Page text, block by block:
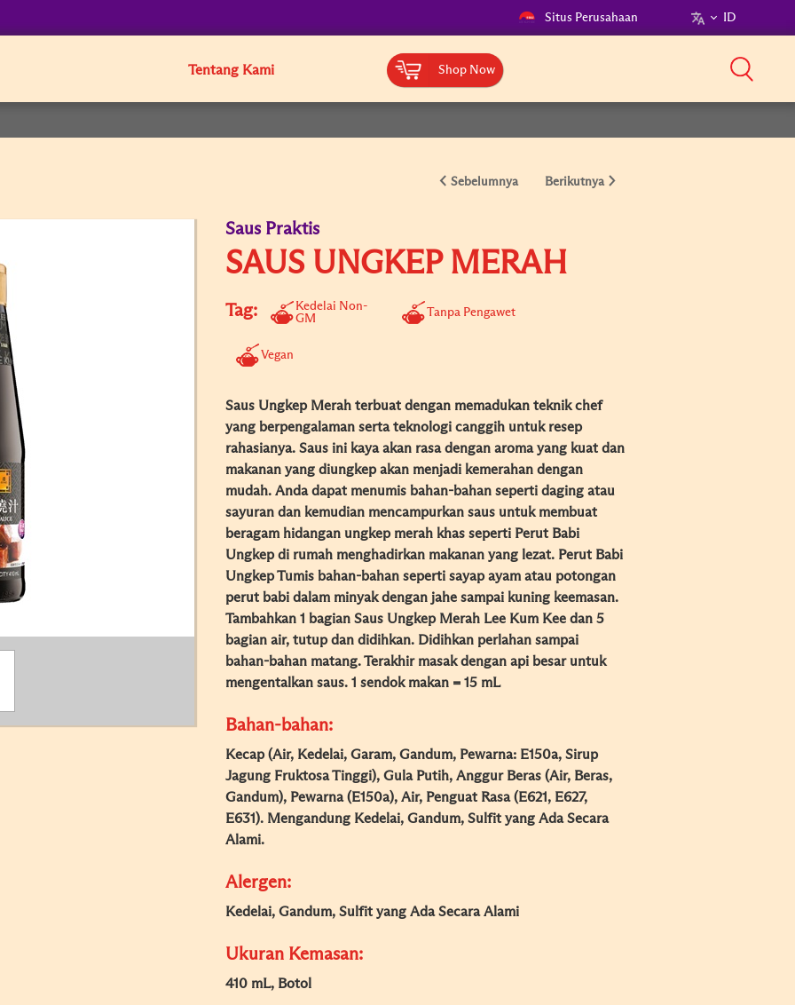
Situs Perusahaan ID
Tentang Kami Shop Now
Sebelumnya Berikutnya
Saus Praktis
SAUS UNGKEP MERAH
Tag:
Kedelai Non-
GM
Tanpa Pengawet
Vegan
Saus Ungkep Merah terbuat dengan memadukan teknik chef
yang berpengalaman serta teknologi canggih untuk resep
rahasianya. Saus ini kaya akan rasa dengan aroma yang kuat dan
makanan yang diungkep akan menjadi kemerahan dengan
mudah. Anda dapat menumis bahan-bahan seperti daging atau
sayuran dan kemudian mencampurkan saus untuk membuat
beragam hidangan ungkep merah khas seperti Perut Babi
Ungkep di rumah menghadirkan makanan yang lezat. Perut Babi
Ungkep Tumis bahan-bahan seperti sayap ayam atau potongan
perut babi dalam minyak dengan jahe sampai kuning keemasan.
Tambahkan 1 bagian Saus Ungkep Merah Lee Kum Kee dan 5
bagian air, tutup dan didihkan. Didihkan perlahan sampai
bahan-bahan matang. Terakhir masak dengan api besar untuk
mengentalkan saus. 1 sendok makan = 15 mL
Bahan-bahan:
Kecap (Air, Kedelai, Garam, Gandum, Pewarna: E150a, Sirup
Jagung Fruktosa Tinggi), Gula Putih, Anggur Beras (Air, Beras,
Gandum), Pewarna (E150a), Air, Penguat Rasa (E621, E627,
E631). Mengandung Kedelai, Gandum, Sulfit yang Ada Secara
Alami.
Alergen:
Kedelai, Gandum, Sulfit yang Ada Secara Alami
Ukuran Kemasan:
410 mL, Botol